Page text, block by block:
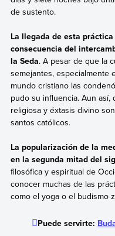
de sustento.
La llegada de esta práctica
consecuencia del
la Seda. A pesar de que la
semejantes, especialmente
mundo cristiano las
pudo su influencia. Aun
religiosa y éxtasis divino
santos católicos.
La popularización de la
en la segunda mitad del
filosófica y espiritual de
conocer muchas de las
como el yoga o el budismo
Puede servirte: